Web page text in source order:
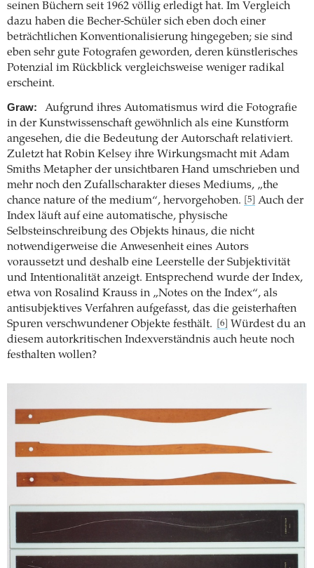
seinen Büchern seit 1962 völlig erledigt hat. Im Vergleich
dazu haben die Becher-Schüler sich eben doch einer
beträchtlichen Konventionalisierung hingegeben; sie sind
eben sehr gute Fotografen geworden, deren künstlerisches
Potenzial im Rückblick vergleichsweise weniger radikal
erscheint.
Graw:
Aufgrund ihres Automatismus wird die Fotografie
in der Kunstwissenschaft gewöhnlich als eine Kunstform
angesehen, die die Bedeutung der Autorschaft relativiert.
Zuletzt hat Robin ­Kelsey ihre Wirkungsmacht mit Adam
Smiths Metapher der unsichtbaren Hand umschrieben und
mehr noch den Zufallscharakter dieses Mediums, „the
chance nature of the medium“, hervorgehoben.
[5]
Auch der
Index läuft auf eine automatische, physische
Selbsteinschreibung des Objekts hinaus, die nicht
notwendigerweise die Anwesenheit eines Autors
voraussetzt und deshalb eine Leerstelle der Subjektivität
und Intentionalität anzeigt. Entsprechend wurde der Index,
etwa von Rosalind Krauss in „Notes on the Index“, als
antisubjektives Verfahren aufgefasst, das die geisterhaften
Spuren verschwundener Objekte festhält.
[6]
Würdest du an
diesem autorkritischen Indexverständnis auch heute noch
festhalten wollen?